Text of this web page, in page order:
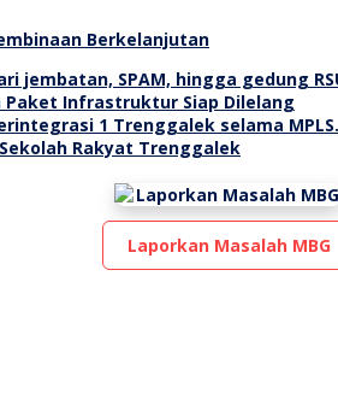
Berkelanjutan
Paket Infrastruktur Siap Dilelang
Rakyat Trenggalek
Laporkan Masalah MBG